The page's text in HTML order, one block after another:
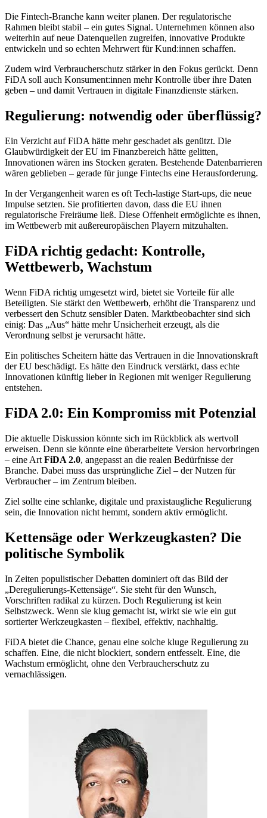
Die Fintech-Branche kann weiter planen. Der regulatorische
Rahmen bleibt stabil – ein gutes Signal. Unternehmen können also
weiterhin auf neue Datenquellen zugreifen, innovative Produkte
entwickeln und so echten Mehrwert für Kund:innen schaffen.
Zudem wird Verbraucherschutz stärker in den Fokus gerückt. Denn
FiDA soll auch Konsument:innen mehr Kontrolle über ihre Daten
geben – und damit Vertrauen in digitale Finanzdienste stärken.
Regulierung: notwendig oder überflüssig?
Ein Verzicht auf FiDA hätte mehr geschadet als genützt. Die
Glaubwürdigkeit der EU im Finanzbereich hätte gelitten,
Innovationen wären ins Stocken geraten. Bestehende Datenbarrieren
wären geblieben – gerade für junge Fintechs eine Herausforderung.
In der Vergangenheit waren es oft Tech-lastige Start-ups, die neue
Impulse setzten. Sie profitierten davon, dass die EU ihnen
regulatorische Freiräume ließ. Diese Offenheit ermöglichte es ihnen,
im Wettbewerb mit außereuropäischen Playern mitzuhalten.
FiDA richtig gedacht: Kontrolle,
Wettbewerb, Wachstum
Wenn FiDA richtig umgesetzt wird, bietet sie Vorteile für alle
Beteiligten. Sie stärkt den Wettbewerb, erhöht die Transparenz und
verbessert den Schutz sensibler Daten. Marktbeobachter sind sich
einig: Das „Aus“ hätte mehr Unsicherheit erzeugt, als die
Verordnung selbst je verursacht hätte.
Ein politisches Scheitern hätte das Vertrauen in die Innovationskraft
der EU beschädigt. Es hätte den Eindruck verstärkt, dass echte
Innovationen künftig lieber in Regionen mit weniger Regulierung
entstehen.
FiDA 2.0: Ein Kompromiss mit Potenzial
Die aktuelle Diskussion könnte sich im Rückblick als wertvoll
erweisen. Denn sie könnte eine überarbeitete Version hervorbringen
– eine Art FiDA 2.0, angepasst an die realen Bedürfnisse der
Branche. Dabei muss das ursprüngliche Ziel – der Nutzen für
Verbraucher – im Zentrum bleiben.
Ziel sollte eine schlanke, digitale und praxistaugliche Regulierung
sein, die Innovation nicht hemmt, sondern aktiv ermöglicht.
Kettensäge oder Werkzeugkasten? Die
politische Symbolik
In Zeiten populistischer Debatten dominiert oft das Bild der
„Deregulierungs-Kettensäge“. Sie steht für den Wunsch,
Vorschriften radikal zu kürzen. Doch Regulierung ist kein
Selbstzweck. Wenn sie klug gemacht ist, wirkt sie wie ein gut
sortierter Werkzeugkasten – flexibel, effektiv, nachhaltig.
FiDA bietet die Chance, genau eine solche kluge Regulierung zu
schaffen. Eine, die nicht blockiert, sondern entfesselt. Eine, die
Wachstum ermöglicht, ohne den Verbraucherschutz zu
vernachlässigen.